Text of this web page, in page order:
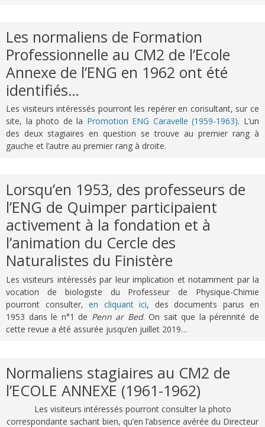
Les normaliens de Formation
Professionnelle au CM2 de l’Ecole
Annexe de l’ENG en 1962 ont été
identifiés…
Les visiteurs intéressés pourront les repérer en consultant, sur ce
site, la photo de la Promotion ENG Caravelle (1959-1963). L’un
des deux stagiaires en question se trouve au premier rang à
gauche et l’autre au premier rang à droite.
Lorsqu’en 1953, des professeurs de
l’ENG de Quimper participaient
activement à la fondation et à
l’animation du Cercle des
Naturalistes du Finistère
Les visiteurs intéressés par leur implication et notamment par la
vocation de biologiste du Professeur de Physique-Chimie
pourront consulter, en cliquant ici, des documents parus en
1953 dans le n°1 de Penn ar Bed. On sait que la pérennité de
cette revue a été assurée jusqu’en juillet 2019…
Normaliens stagiaires au CM2 de
l’ECOLE ANNEXE (1961-1962)
Les visiteurs intéressés pourront consulter la photo
correspondante sachant bien, qu’en l’absence avérée du Directeur